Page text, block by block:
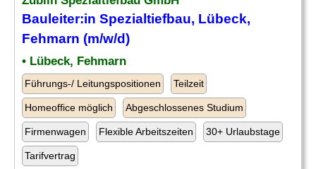
Bauleiter:in Spezialtiefbau, Lübeck,
Fehmarn (m/w/d)
• Lübeck, Fehmarn
Führungs-/ Leitungspositionen Teilzeit
Homeoffice möglich Abgeschlossenes Studium
Firmenwagen Flexible Arbeitszeiten 30+ Urlaubstage
Tarifvertrag